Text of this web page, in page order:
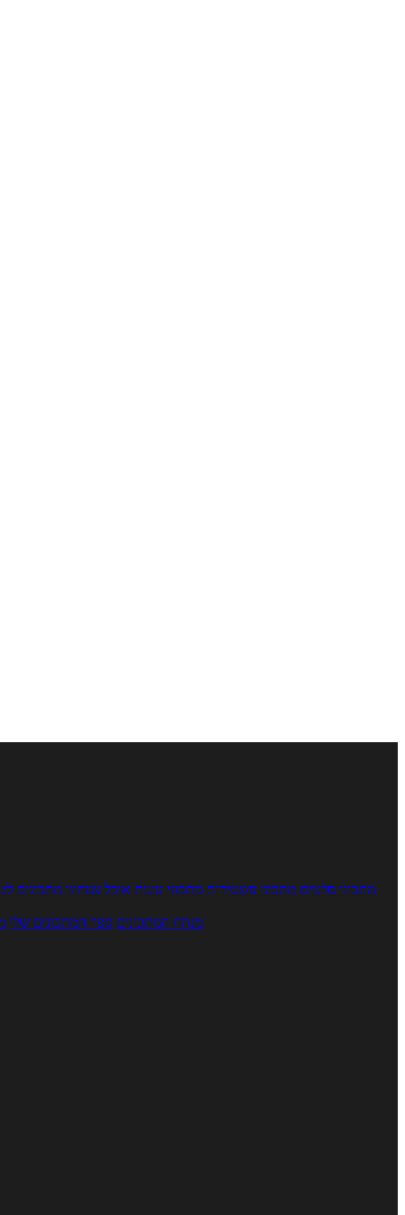
מתכוני סלטים מתכוני פשטידות מתכוני עוגות אוכל צמחוני מתכונים
מנתח המתכונים ספר המתכונים שלי